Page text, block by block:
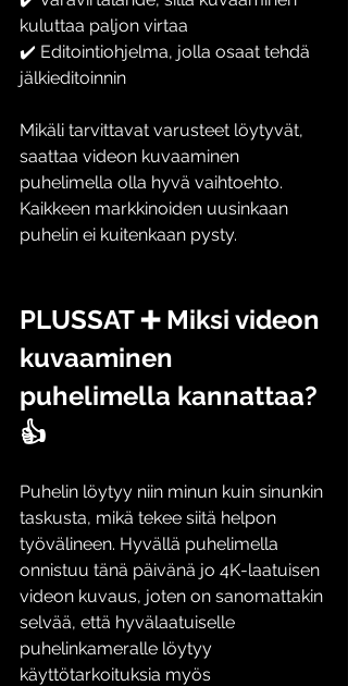
kuluttaa paljon virtaa
✔️ Editointiohjelma, jolla osaat tehdä
jälkieditoinnin
Mikäli tarvittavat varusteet löytyvät,
saattaa videon kuvaaminen
puhelimella olla hyvä vaihtoehto.
Kaikkeen markkinoiden uusinkaan
puhelin ei kuitenkaan pysty.
PLUSSAT ➕ Miksi videon
kuvaaminen
puhelimella kannattaa?
👍
Puhelin löytyy niin minun kuin sinunkin
taskusta, mikä tekee siitä helpon
työvälineen. Hyvällä puhelimella
onnistuu tänä päivänä jo 4K-laatuisen
videon kuvaus, joten on sanomattakin
selvää, että hyvälaatuiselle
puhelinkameralle löytyy
käyttötarkoituksia myös